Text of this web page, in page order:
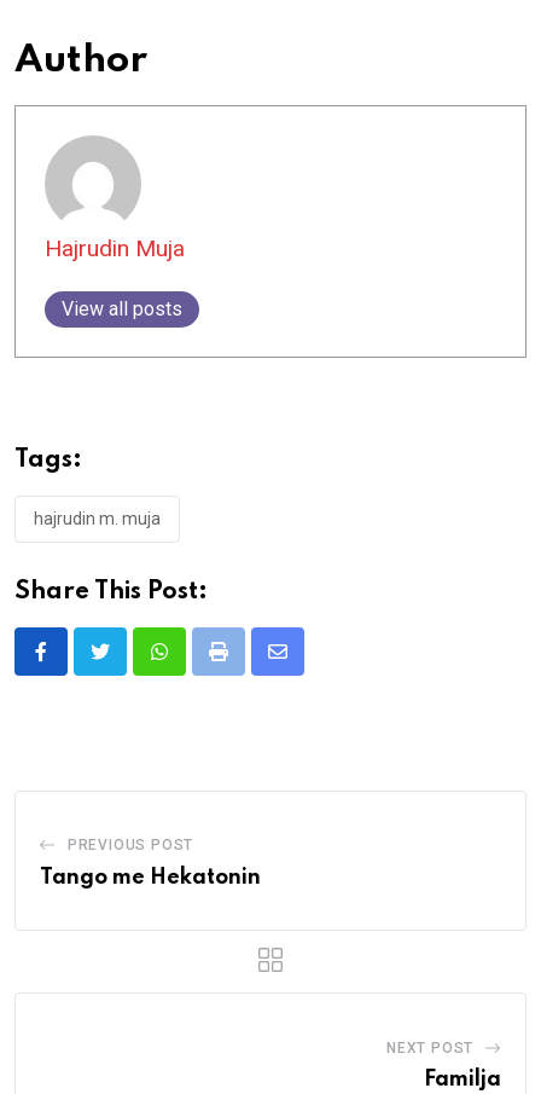
Author
Hajrudin Muja
View all posts
Tags:
hajrudin m. muja
Share This Post:
WhatsappPrint
Share
PREVIOUS POST
Tango me Hekatonin
NEXT POST
Familja